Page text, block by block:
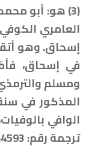
(3) هو: أبو
العامري
إسحاق. وهو
في إسحاق،
ومسلم
الوافي
ترجمة رقم: 4593، 11/10. وفيات الأعيان، 338-339.